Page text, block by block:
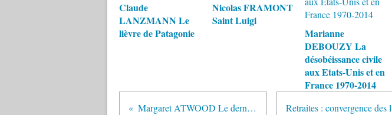
Claude
LANZMANN Le
lièvre de Patagonie
Nicolas FRAMONT
Saint Luigi
Marianne
DEBOUZY La
désobéissance civile
aux Etats-Unis et en
France 1970-2014
Margaret ATWOOD Le dernier homme